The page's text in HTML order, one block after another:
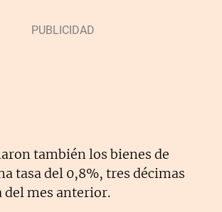
también los bienes de
tasa del 0,8%, tres décimas
mes anterior.